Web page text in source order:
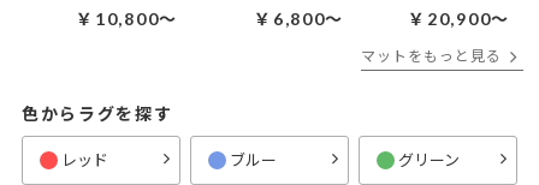
￥10,800～ ￥6,800～ ￥20,900～
マットをもっと見る
色からラグを探す
レッド ブルー グリーン